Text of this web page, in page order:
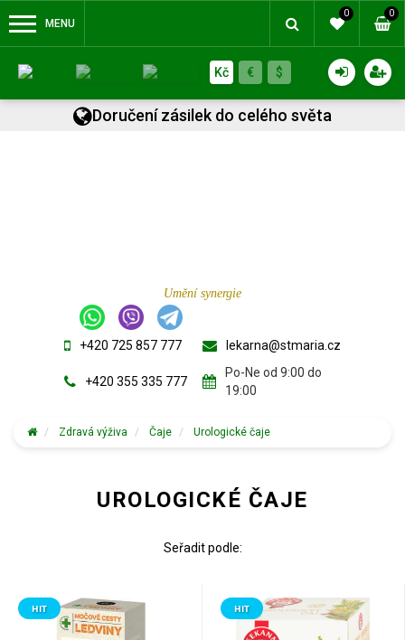
MENU
0 0
Kč € $
Doručení zásilek do celého světa
Umění synergie
+420 725 857 777
+420 355 335 777
lekarna@stmaria.cz
Po-Ne od 9:00 do
19:00
Zdravá výživa Čaje Urologické čaje
UROLOGICKÉ ČAJE
Seřadit podle:
HIT HIT